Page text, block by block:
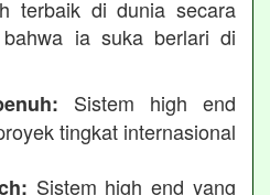
terbaik di dunia secara
ia suka berlari di
Sistem high end
tingkat internasional
Sistem high end yang